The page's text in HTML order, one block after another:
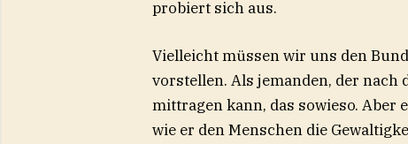
probiert sich aus.
Vielleicht müssen wir uns den
vorstellen. Als jemanden, der nach
mittragen kann, das sowieso. Aber
wie er den Menschen die